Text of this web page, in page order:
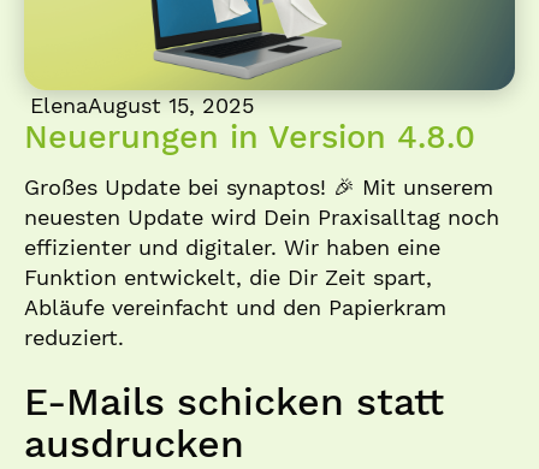
ElenaAugust 15, 2025
Neuerungen in Version 4.8.0
Großes Update bei synaptos! 🎉 Mit unserem
neuesten Update wird Dein Praxisalltag noch
effizienter und digitaler. Wir haben eine
Funktion entwickelt, die Dir Zeit spart,
Abläufe vereinfacht und den Papierkram
reduziert.
E-Mails schicken statt
ausdrucken